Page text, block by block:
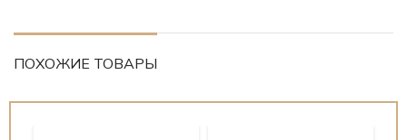
ПОХОЖИЕ ТОВАРЫ